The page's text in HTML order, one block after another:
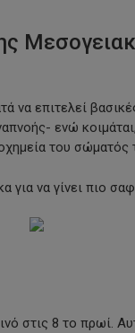
να επιτελεί
ενώ
του σώματός
για να γίνει πιο
στις 8 το πρωί.